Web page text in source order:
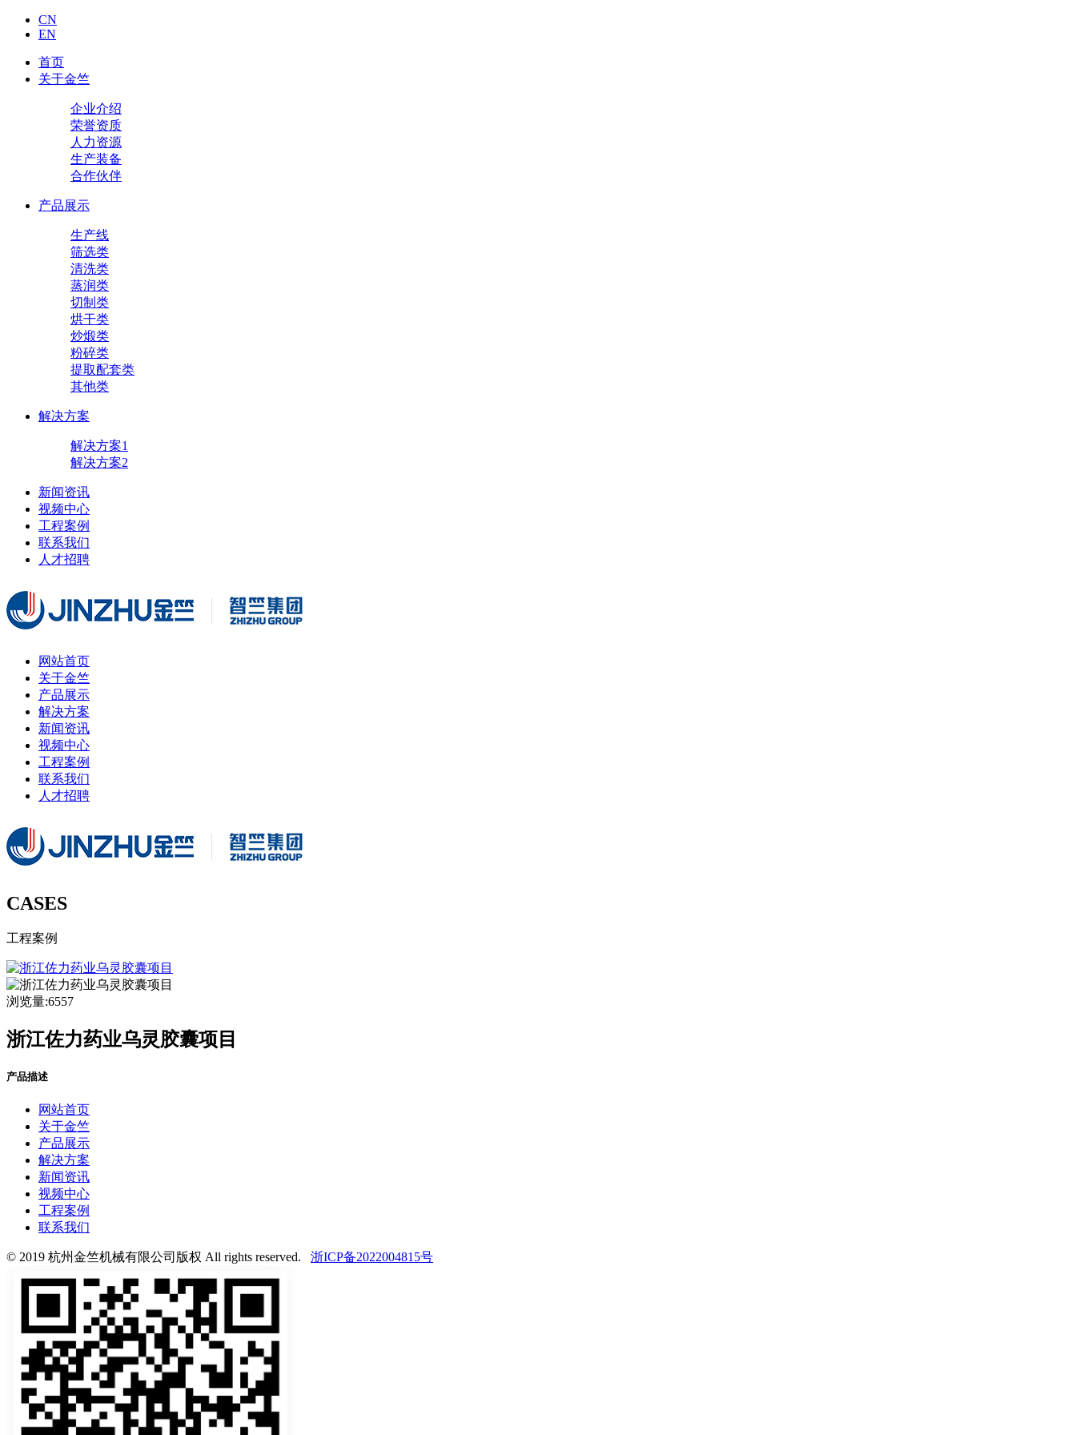
CN
EN
首页
关于金竺
企业介绍
荣誉资质
人力资源
生产装备
合作伙伴
产品展示
生产线
筛选类
清洗类
蒸润类
切制类
烘干类
炒煅类
粉碎类
提取配套类
其他类
解决方案
解决方案1
解决方案2
新闻资讯
视频中心
工程案例
联系我们
人才招聘
网站首页
关于金竺
产品展示
解决方案
新闻资讯
视频中心
工程案例
联系我们
人才招聘
CASES
工程案例
浏览量:6557
浙江佐力药业乌灵胶囊项目
产品描述
网站首页
关于金竺
产品展示
解决方案
新闻资讯
视频中心
工程案例
联系我们
© 2019 杭州金竺机械有限公司版权 All rights reserved. 浙ICP备2022004815号